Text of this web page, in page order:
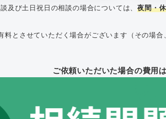
及び土日祝日の相談の場合については、夜間・
料とさせていただく場合がございます （その場
ご依頼いただいた場合の費用